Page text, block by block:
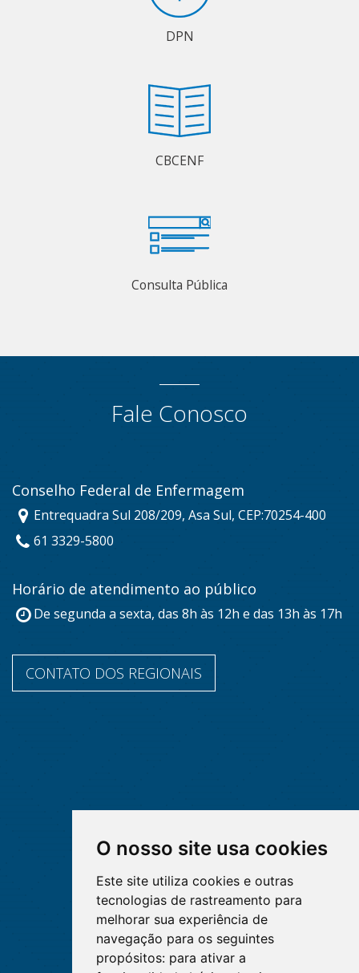
O nosso site usa cookies
Este site utiliza cookies e outras
tecnologias de rastreamento para
melhorar sua experiência de
navegação para os seguintes
propósitos: para ativar a
DPN
CBCENF
Consulta Pública
Fale Conosco
Conselho Federal de Enfermagem
Entrequadra Sul 208/209, Asa Sul, CEP:70254-400
61 3329-5800
Horário de atendimento ao público
De segunda a sexta, das 8h às 12h e das 13h às 17h
CONTATO DOS REGIONAIS